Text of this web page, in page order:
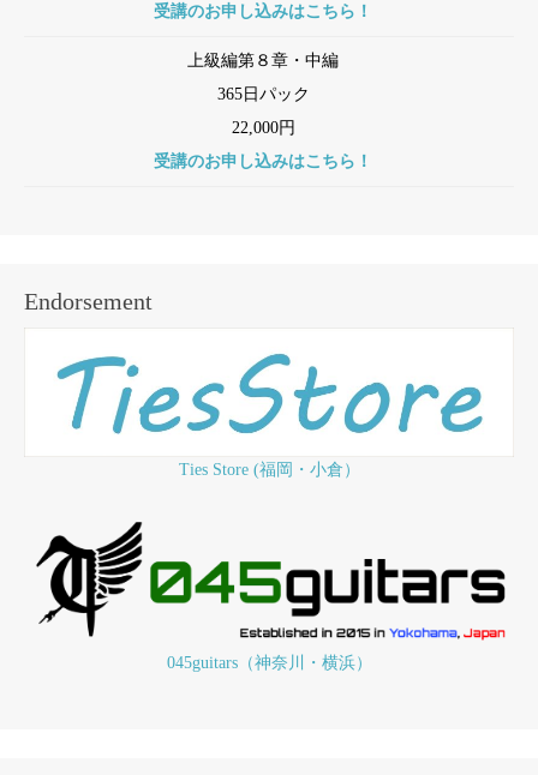
受講のお申し込みはこちら！
上級編第８章・中編
365日パック
22,000円
受講のお申し込みはこちら！
Endorsement
Ties Store (福岡・小倉）
045guitars（神奈川・横浜）